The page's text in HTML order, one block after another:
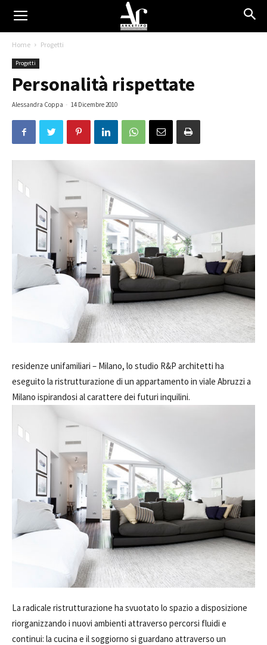
Home Progetti
Progetti
Personalità rispettate
Alessandra Coppa - 14 Dicembre 2010
residenze unifamiliari – Milano, lo studio R&P architetti ha
eseguito la ristrutturazione di un appartamento in viale Abruzzi a
Milano ispirandosi al carattere dei futuri inquilini.
La radicale ristrutturazione ha svuotato lo spazio a disposizione
riorganizzando i nuovi ambienti attraverso percorsi fluidi e
continui: la cucina e il soggiorno si guardano attraverso un